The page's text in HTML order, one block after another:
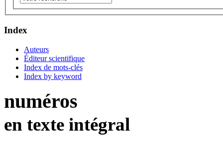
Index
Auteurs
Éditeur scientifique
Index de mots-clés
Index by keyword
numéros
en texte intégral